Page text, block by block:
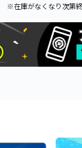
※在庫がなくなり次第